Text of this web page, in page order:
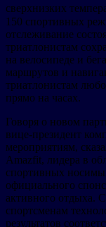
сверхнизких
150 спортивных
отслеживание
триатлонистам
на велосипеде и
маршрутов и
триатлонистам
прямо на часах.
Говоря о новом
вице-президент
мероприятиям,
Amazfit, лидера в
спортивных
официального
активного отдыха.
спортсменам
результатов